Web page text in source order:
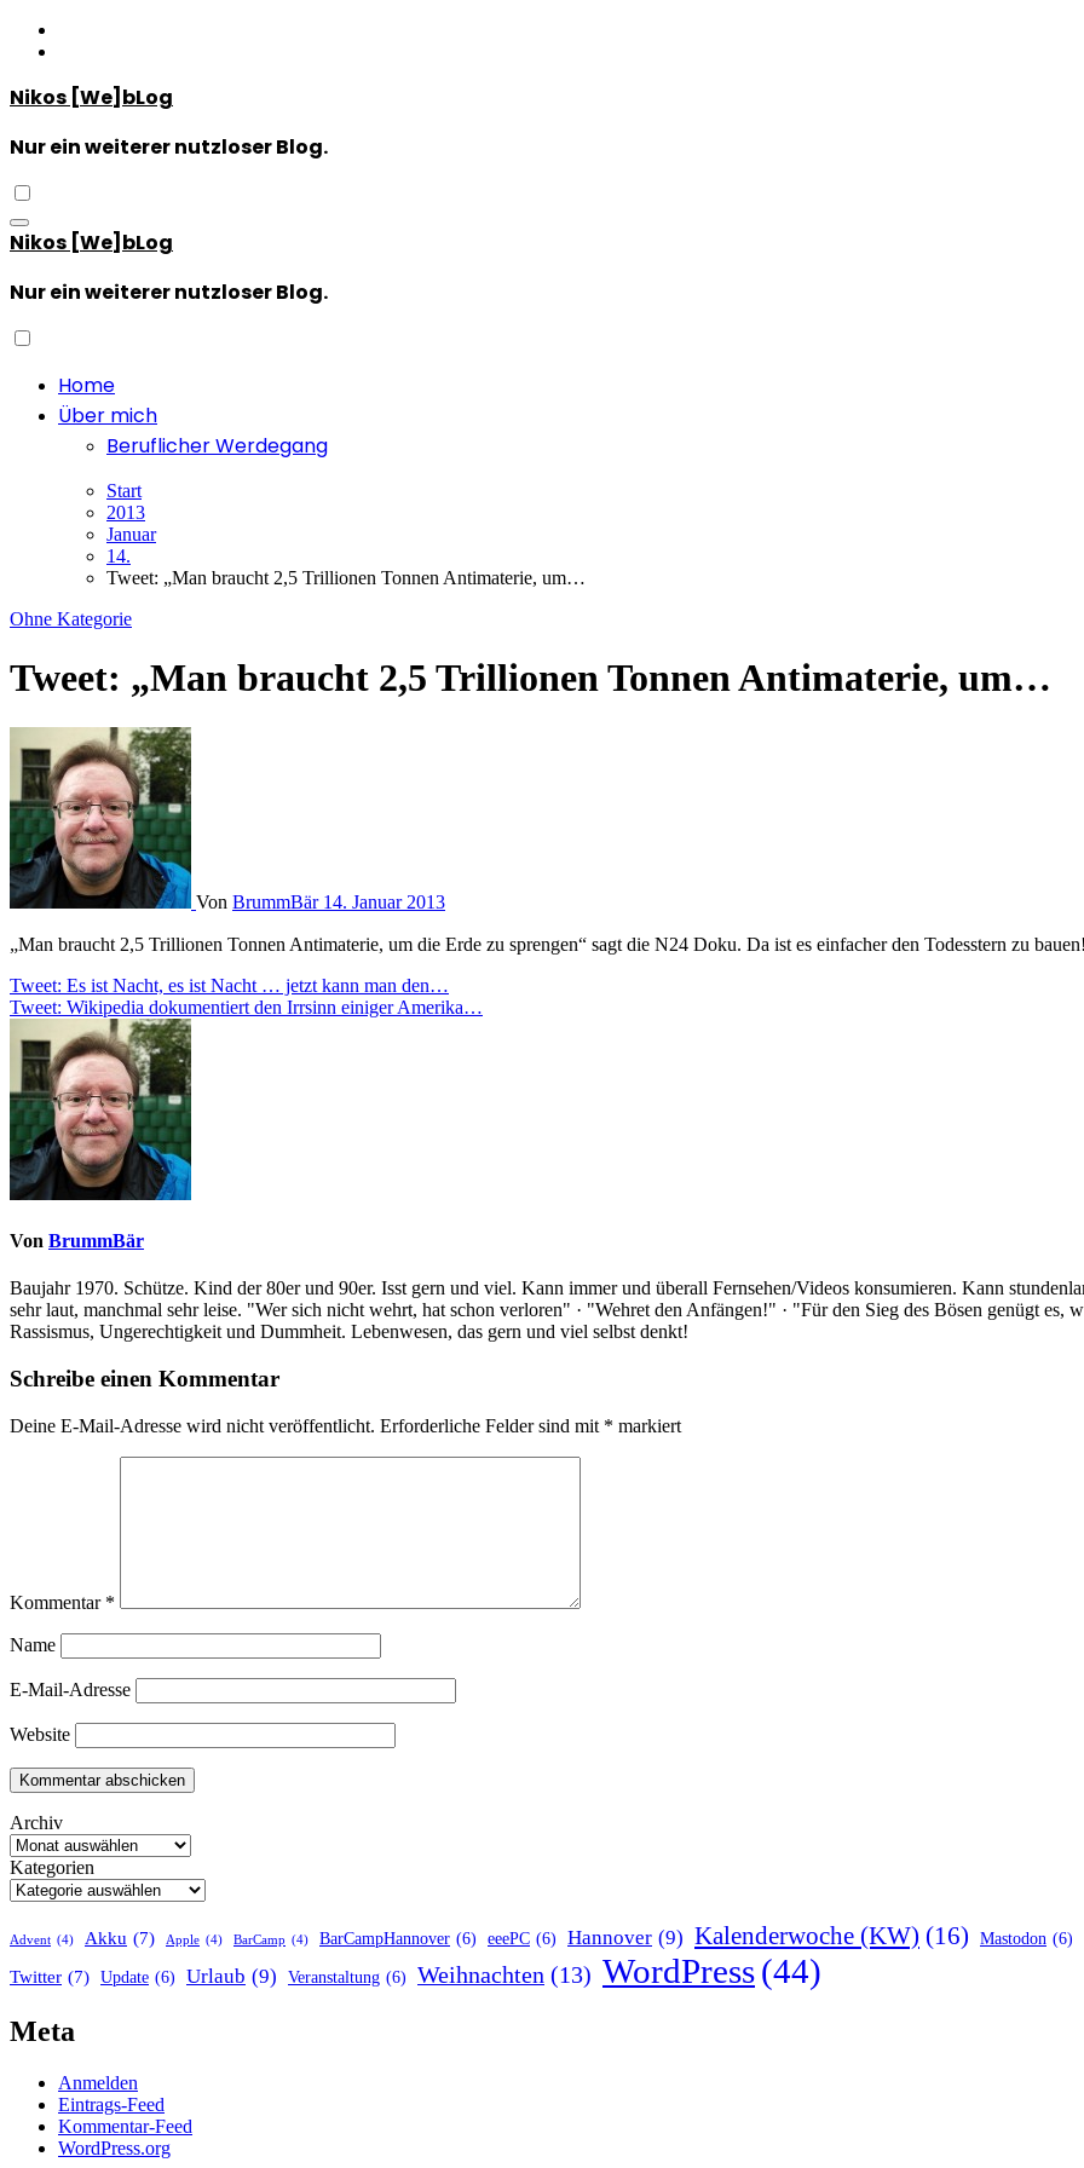
Zum
Inhalt
Nikos [We]bLog
Nur ein weiterer nutzloser Blog.
Nikos [We]bLog
Nur ein weiterer nutzloser Blog.
Home
Über mich
Beruflicher Werdegang
Start
2013
Januar
14.
Tweet: „Man braucht 2,5 Trillionen Tonnen Antimaterie, um…
Ohne Kategorie
Tweet: „Man braucht 2,5 Trillionen Tonnen Antimaterie, um…
Von BrummBär 14. Januar 2013
„Man braucht 2,5 Trillionen Tonnen Antimaterie, um die Erde zu sprengen“ sagt die N24 Doku. Da ist es einfacher den Todesstern zu
Beitragsnavigation
Tweet: Es ist Nacht, es ist Nacht … jetzt kann man den…
Tweet: Wikipedia dokumentiert den Irrsinn einiger Amerika…
Von BrummBär
Baujahr 1970. Schütze. Kind der 80er und 90er. Isst gern und viel. Kann immer und überall Fernsehen/Videos konsumieren. Kann
sehr laut, manchmal sehr leise. "Wer sich nicht wehrt, hat schon verloren" · "Wehret den Anfängen!" · "Für den Sieg des Bösen genügt es,
Rassismus, Ungerechtigkeit und Dummheit. Lebenwesen, das gern und viel selbst denkt!
Schreibe einen Kommentar
Deine E-Mail-Adresse wird nicht veröffentlicht. Erforderliche Felder sind mit * markiert
Kommentar *
Name
E-Mail-Adresse
Website
Archiv
Kategorien
Advent (4) Akku (7) Apple (4) BarCamp (4) BarCampHannover (6) eeePC (6) Hannover (9) Kalenderwoche (KW) (16) Mastodon (6)
Twitter (7) Update (6) Urlaub (9) Veranstaltung (6) Weihnachten (13) WordPress(44)
Meta
Anmelden
Eintrags-Feed
Kommentar-Feed
WordPress.org